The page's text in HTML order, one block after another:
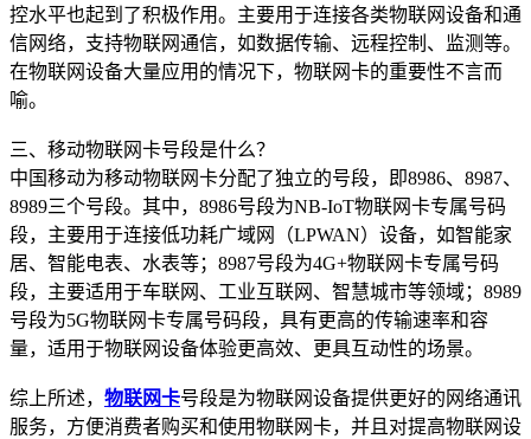
控水平也起到了积极作用。主要用于连接各类物联网设备和通
信网络，支持物联网通信，如数据传输、远程控制、监测等。
在物联网设备大量应用的情况下，物联网卡的重要性不言而
喻。
三、移动物联网卡号段是什么？
中国移动为移动物联网卡分配了独立的号段，即8986、8987、
8989三个号段。其中，8986号段为NB-IoT物联网卡专属号码
段，主要用于连接低功耗广域网（LPWAN）设备，如智能家
居、智能电表、水表等；8987号段为4G+物联网卡专属号码
段，主要适用于车联网、工业互联网、智慧城市等领域；8989
号段为5G物联网卡专属号码段，具有更高的传输速率和容
量，适用于物联网设备体验更高效、更具互动性的场景。
综上所述， 物联网卡号段是为物联网设备提供更好的网络通讯
服务，方便消费者购买和使用物联网卡，并且对提高物联网设